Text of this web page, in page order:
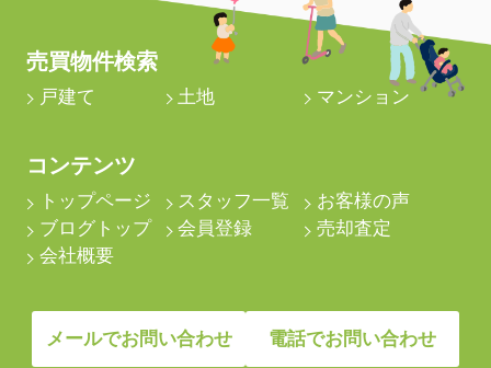
売買物件検索
戸建て 土地 マンション
コンテンツ
トップページ スタッフ一覧
お客様の声
ブログトップ
会員登録
売却査定
会社概要
メールでお問い合わせ 電話でお問い合わせ